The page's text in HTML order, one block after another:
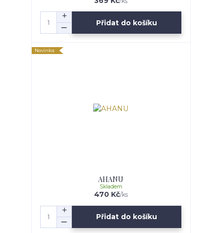
Přidat do košíku
Novinka
AHANU
470 Kč/ks
Skladem
Přidat do košíku